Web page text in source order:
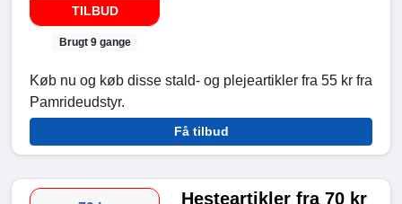
TILBUD
Brugt 9 gange
Køb nu og køb disse stald- og plejeartikler fra 55 kr fra
Pamrideudstyr.
Få tilbud
Hesteartikler fra 70 kr